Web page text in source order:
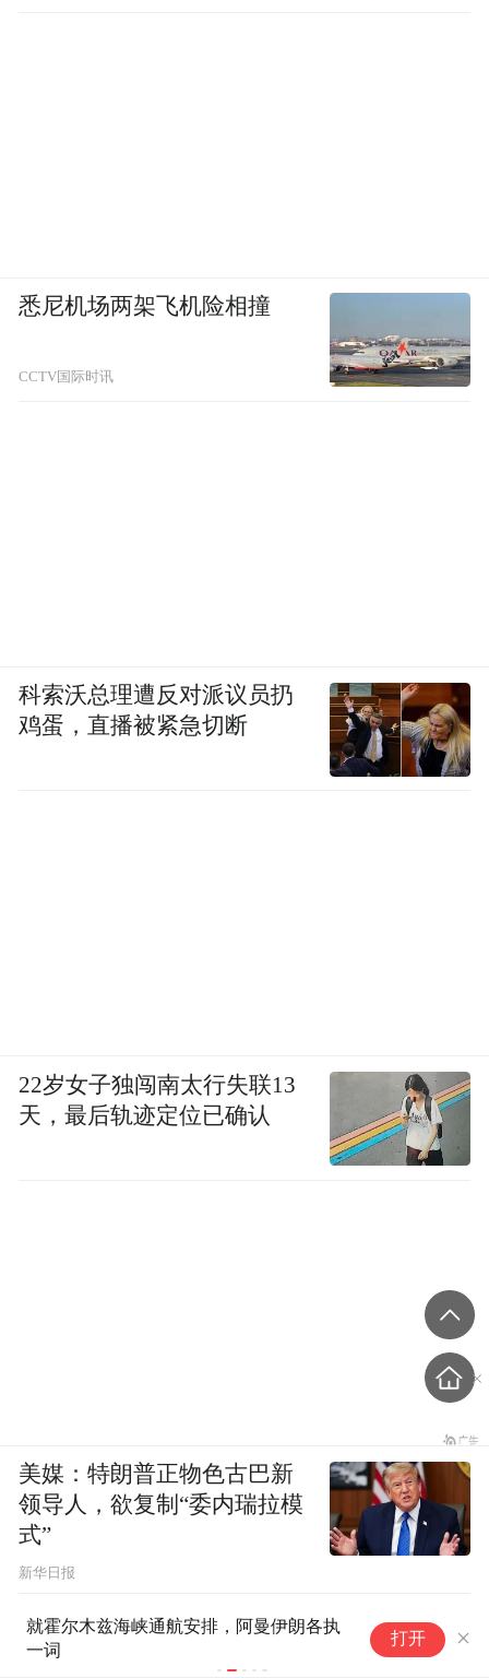
就霍尔木兹海峡通航安排，阿曼伊朗各执
一词
打开
悉尼机场两架飞机险相撞
CCTV国际时讯
科索沃总理遭反对派议员扔
鸡蛋，直播被紧急切断
22岁女子独闯南太行失联13
天，最后轨迹定位已确认
美媒：特朗普正物色古巴新
领导人，欲复制“委内瑞拉模
式”
新华日报